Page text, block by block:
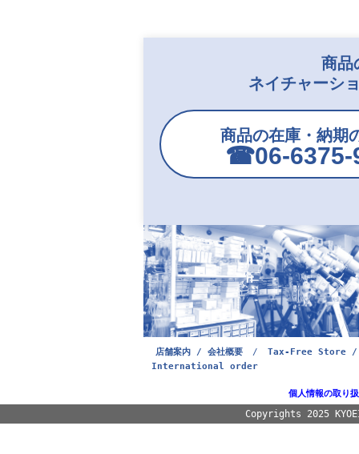
商品
ネイチャーシ
商品の在庫・納期
☎︎06-6375-
店舗案内 / 会社概要 /
Tax-Free Store /
International order
個人情報の取り
Copyrights 2025